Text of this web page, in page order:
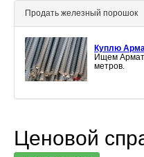
Продать железный порошок
Куплю
Ищем
метров.
Ценовой